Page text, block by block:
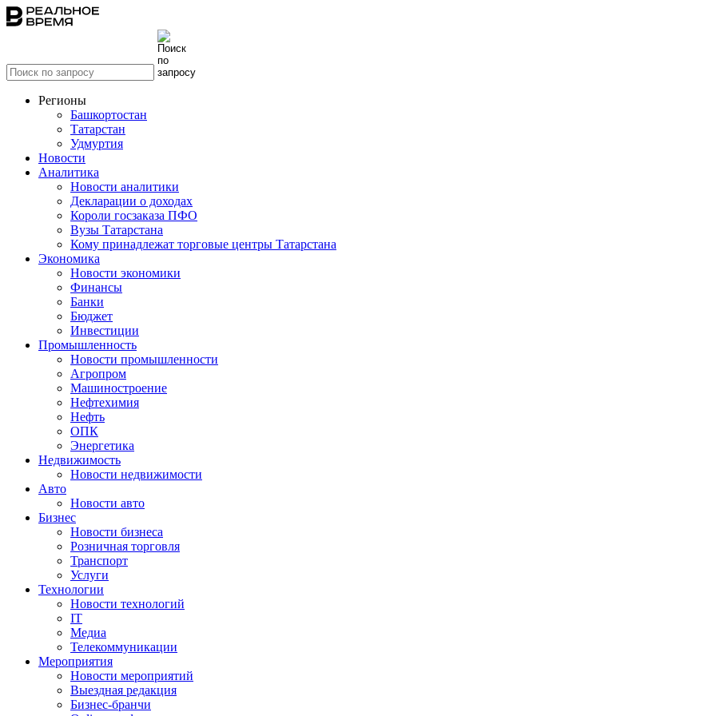
Регионы
Башкортостан
Татарстан
Удмуртия
Новости
Аналитика
Новости аналитики
Декларации о доходах
Короли госзаказа ПФО
Вузы Татарстана
Кому принадлежат торговые центры Татарстана
Экономика
Новости экономики
Финансы
Банки
Бюджет
Инвестиции
Промышленность
Новости промышленности
Агропром
Машиностроение
Нефтехимия
Нефть
ОПК
Энергетика
Недвижимость
Новости недвижимости
Авто
Новости авто
Бизнес
Новости бизнеса
Розничная торговля
Транспорт
Услуги
Технологии
Новости технологий
IT
Медиа
Телекоммуникации
Мероприятия
Новости мероприятий
Выездная редакция
Бизнес-бранчи